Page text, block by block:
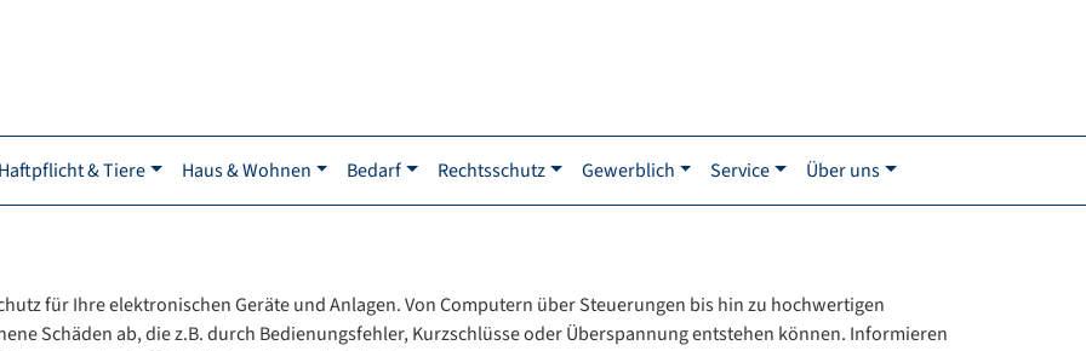
& Tiere Haus & Wohnen Bedarf Rechtsschutz Gewerblich Service Über uns
für Ihre elektronischen Geräte und Anlagen. Von Computern über Steuerungen bis hin zu hochwertigen
Schäden ab, die z.B. durch Bedienungsfehler, Kurzschlüsse oder Überspannung entstehen können. Informieren